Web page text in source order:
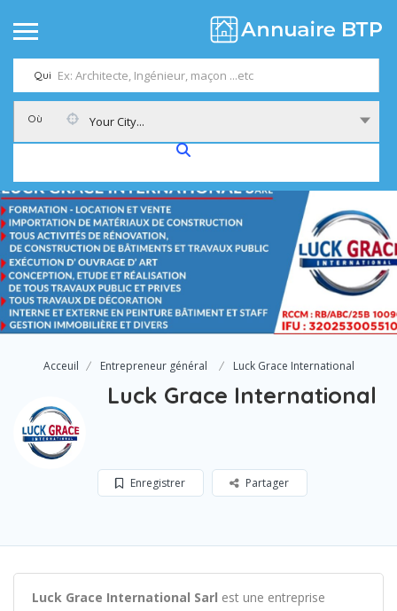
Qui
Où Your City...
Acceuil Entrepreneur général Luck Grace International
Luck Grace International
Enregistrer Partager
Luck Grace International Sarl est une entreprise